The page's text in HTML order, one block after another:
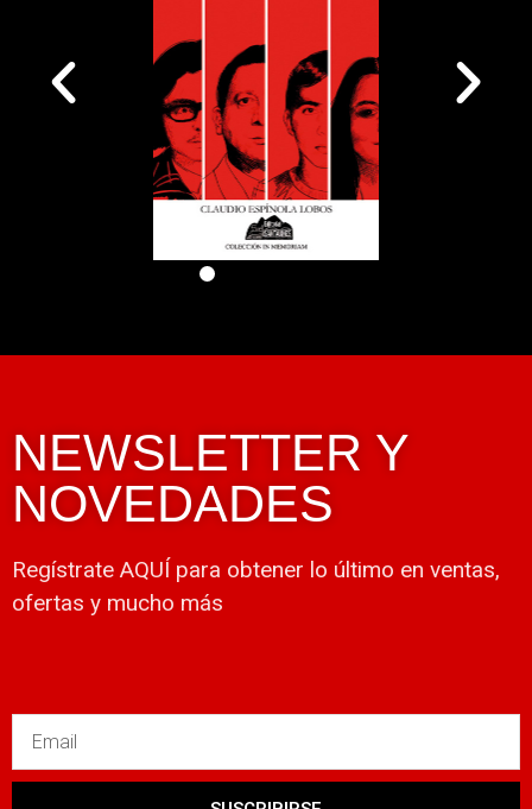
NEWSLETTER Y
NOVEDADES
Regístrate AQUÍ para obtener lo último en ventas,
ofertas y mucho más